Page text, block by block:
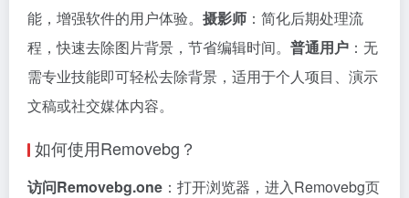
能，增强软件的用户体验。 摄影师 ：简化后期处理流
程，快速去除图片背景，节省编辑时间。 普通用户 ：无
需专业技能即可轻松去除背景，适用于个人项目、演示
文稿或社交媒体内容。
如何使用Removebg？
访问Removebg.one ：打开浏览器，进入Removebg页